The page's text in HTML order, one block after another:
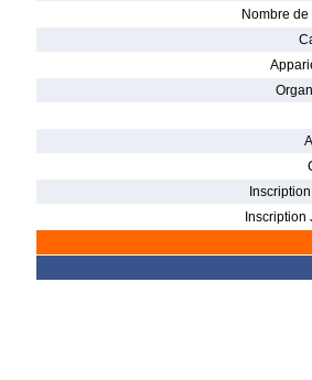
Nombre
Inscription